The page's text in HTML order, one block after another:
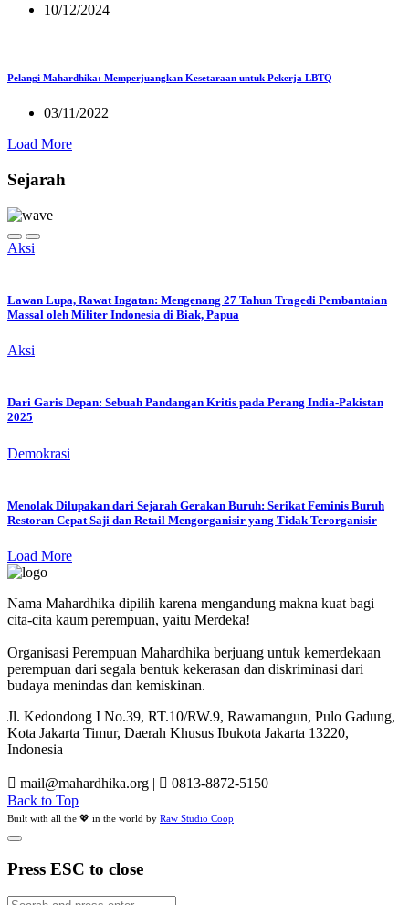
10/12/2024
Pelangi Mahardhika: Memperjuangkan Kesetaraan untuk Pekerja LBTQ
03/11/2022
Load More
Sejarah
Aksi
Lawan Lupa, Rawat Ingatan: Mengenang 27 Tahun Tragedi Pembantaian
Massal oleh Militer Indonesia di Biak, Papua
Aksi
Dari Garis Depan: Sebuah Pandangan Kritis pada Perang India-Pakistan
2025
Demokrasi
Menolak Dilupakan dari Sejarah Gerakan Buruh: Serikat Feminis Buruh
Restoran Cepat Saji dan Retail Mengorganisir yang Tidak Terorganisir
Load More
Nama Mahardhika dipilih karena mengandung makna kuat bagi
cita-cita kaum perempuan, yaitu Merdeka!
Organisasi Perempuan Mahardhika berjuang untuk kemerdekaan
perempuan dari segala bentuk kekerasan dan diskriminasi dari
budaya menindas dan kemiskinan.
Jl. Kedondong I No.39, RT.10/RW.9, Rawamangun, Pulo Gadung,
Kota Jakarta Timur, Daerah Khusus Ibukota Jakarta 13220,
Indonesia
mail@mahardhika.org |
0813-8872-5150
Back to Top
Built with all the 💖 in the world by Raw Studio Coop
Press ESC to close